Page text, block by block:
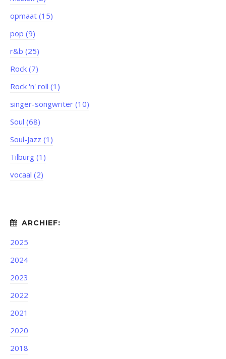
opmaat (15)
pop (9)
r&b (25)
Rock (7)
Rock 'n' roll (1)
singer-songwriter (10)
Soul (68)
Soul-Jazz (1)
Tilburg (1)
vocaal (2)
2025
2024
2023
2022
2021
2020
2018